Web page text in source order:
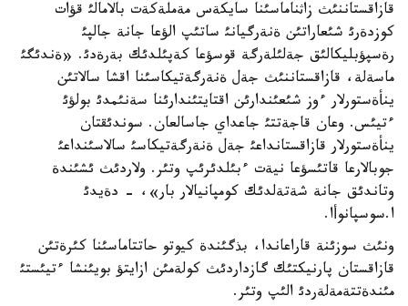
قازاقستاننئث زاثناماسئنا سايكةس مةملةكةت بالامالئ قؤات
كوزدةرئ شئعاراتئن ةنةرگيانئ ساتئپ الؤعا جانة جالپئ
رةسپؤبليكالئق جةلئلةرگة قوسؤعا كةپئلدئك بةرةدئ. «ةندئگئ
ماسةلة، قازاقستاننئث جةل ةنةرگةتيكاسئنا اقشا سالاتئن
ينأةستورلار ءوز شئعئندارئن اقتايتئندارئنا سةنئمدئ بولؤئ
ءتيئس. وعان قاجةتتئ جاعداي جاسالعان. سوندئقتان
ينأةستورلار قازاقستانداعئ جةل ةنةرگةتيكاسئ سالاسئنداعئ
جوبالارعا قاتئسؤعا نيةت ءبئلدئرئپ وتئر. ولاردئث ئشئندة
وتاندئق جانة شةتةلدئك كومپانيالار بار»، - دةيدئ
ا.سوسپانوأا.
ونئث سوزئنة قاراعاندا، بذگئندة كيوتو حاتتاماسئنا كئرةتئن
قازاقستان پارنيكتئك گازداردئث كولةمئن ازايتؤ بويئنشا ءتيئستئ
مئندةتتةمةلةردئ الئپ وتئر.